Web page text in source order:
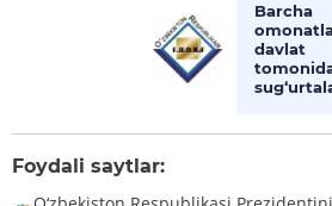
Barcha
davlat
Foydali saytlar: